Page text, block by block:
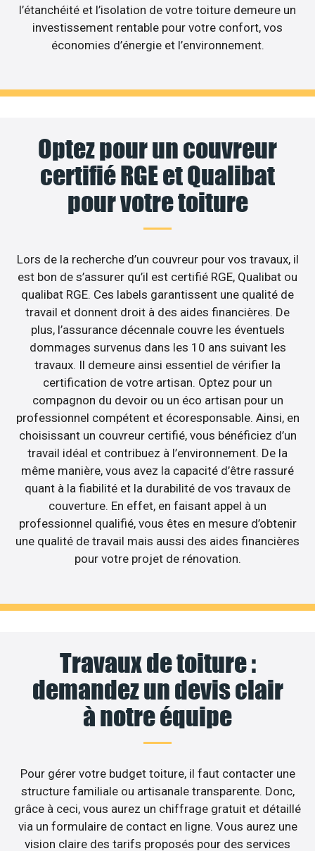
l’étanchéité et l’isolation de votre toiture demeure un
investissement rentable pour votre confort, vos
économies d’énergie et l’environnement.
Optez pour un couvreur
certifié RGE et Qualibat
pour votre toiture
Lors de la recherche d’un couvreur pour vos travaux, il
est bon de s’assurer qu’il est certifié RGE, Qualibat ou
qualibat RGE. Ces labels garantissent une qualité de
travail et donnent droit à des aides financières. De
plus, l’assurance décennale couvre les éventuels
dommages survenus dans les 10 ans suivant les
travaux. Il demeure ainsi essentiel de vérifier la
certification de votre artisan. Optez pour un
compagnon du devoir ou un éco artisan pour un
professionnel compétent et écoresponsable. Ainsi, en
choisissant un couvreur certifié, vous bénéficiez d’un
travail idéal et contribuez à l’environnement. De la
même manière, vous avez la capacité d’être rassuré
quant à la fiabilité et la durabilité de vos travaux de
couverture. En effet, en faisant appel à un
professionnel qualifié, vous êtes en mesure d’obtenir
une qualité de travail mais aussi des aides financières
pour votre projet de rénovation.
Travaux de toiture :
demandez un devis clair
à notre équipe
Pour gérer votre budget toiture, il faut contacter une
structure familiale ou artisanale transparente. Donc,
grâce à ceci, vous aurez un chiffrage gratuit et détaillé
via un formulaire de contact en ligne. Vous aurez une
vision claire des tarifs proposés pour des services